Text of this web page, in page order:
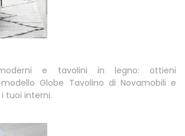
e tavolini in legno: ottieni
Globe Tavolino di Novamobili e
tuoi interni.